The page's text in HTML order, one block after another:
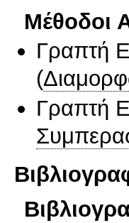
Μέθοδοι
Γραπτή
(
Γραπτή